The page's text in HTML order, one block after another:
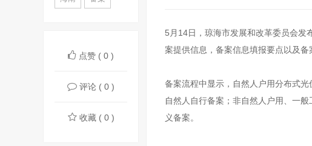
点赞 ( 0 )
评论 ( 0 )
收藏 ( 0 )
5月14日，琼海市发展和改革委员会发
案提供信息，备案信息填报要点以及备
备案流程中显示，自然人户用分布式
自然人自行备案；非自然人户用、一
义备案。